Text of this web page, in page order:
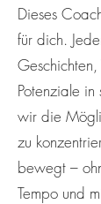
Dieses
für dich.
Potenziale
wir die
zu
bewegt –
Tempo und